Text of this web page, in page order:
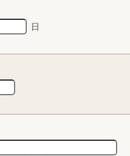
日